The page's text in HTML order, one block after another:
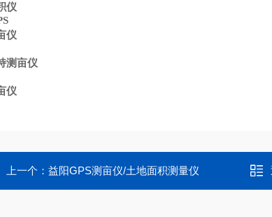
仪
仪
测亩仪
仪
上一个： 益阳GPS测亩仪/土地面积测量仪